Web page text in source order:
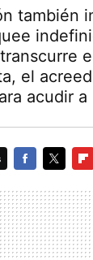
también
el
acudir